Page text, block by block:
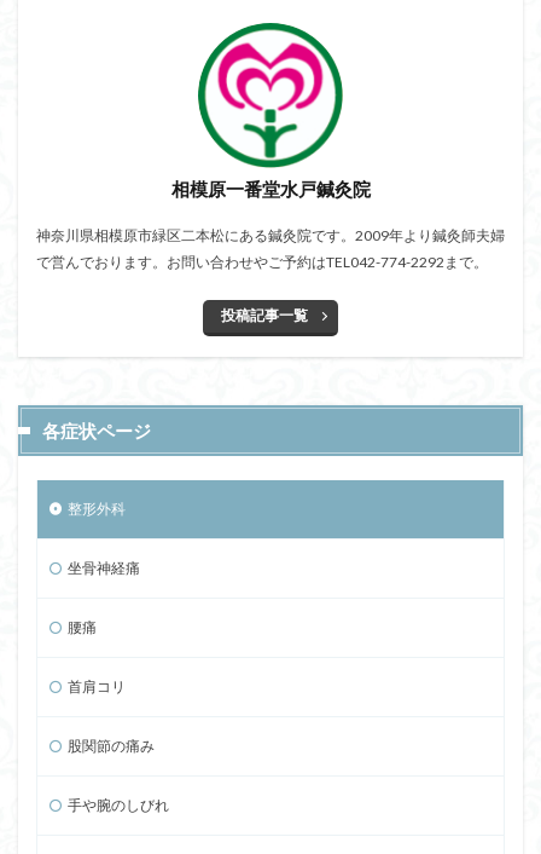
相模原一番堂水戸鍼灸院
神奈川県相模原市緑区二本松にある鍼灸院です。2009年より鍼灸師夫婦
で営んでおります。お問い合わせやご予約はTEL042-774-2292まで。
投稿記事一覧
各症状ページ
整形外科
坐骨神経痛
腰痛
首肩コリ
股関節の痛み
手や腕のしびれ